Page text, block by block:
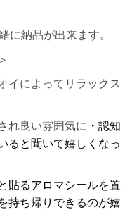
に納品が出来ます。
イによってリラックス
れ良い雰囲気に ・認知
ると聞いて嬉しくなっ
貼るアロマシールを置
持ち帰りできるのが嬉